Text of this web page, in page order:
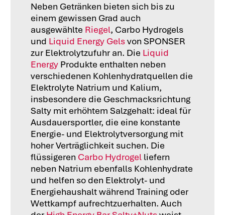
Neben Getränken bieten sich bis zu
einem gewissen Grad auch
ausgewählte Riegel, Carbo Hydrogels
und Liquid Energy Gelsvon SPONSER
zur Elektrolytzufuhr an. Die Liquid
Energy Produkte enthalten neben
verschiedenen Kohlenhydratquellen die
Elektrolyte Natrium und Kalium,
insbesondere die Geschmacksrichtung
Salty mit erhöhtem Salzgehalt: ideal für
Ausdauersportler, die eine konstante
Energie- und Elektrolytversorgung mit
hoher Verträglichkeit suchen. Die
flüssigeren Carbo Hydrogel liefern
neben Natrium ebenfalls Kohlenhydrate
und helfen so den Elektrolyt- und
Energiehaushalt während Training oder
Wettkampf aufrechtzuerhalten. Auch